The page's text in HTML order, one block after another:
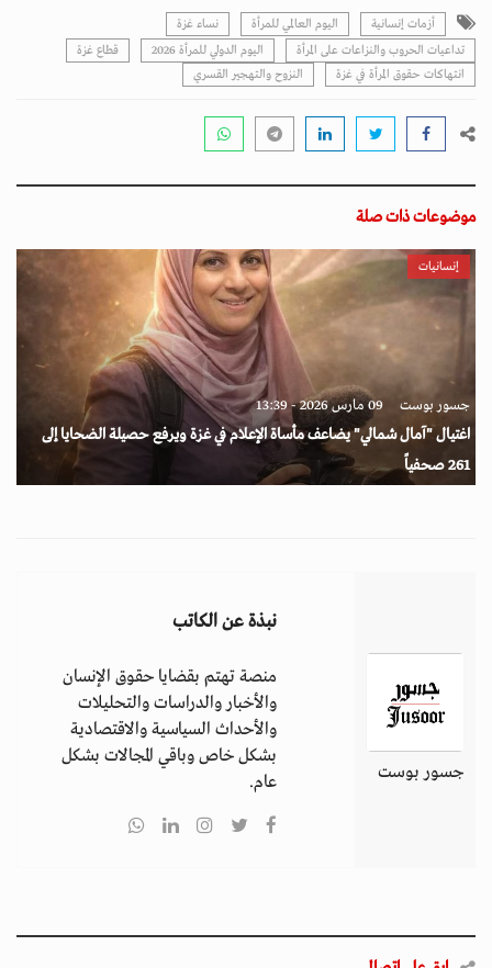
أزمات إنسانية اليوم العالمي للمرأة
نساء غزة
تداعيات الحروب والنزاعات على المرأة
اليوم الدولي للمرأة 2026
قطاع غزة
انتهاكات حقوق المرأة في غزة
النزوح والتهجير القسري
موضوعات ذات صلة
إنسانيات
جسور بوست 09 مارس 2026 - 13:39
اغتيال "آمال شمالي" يضاعف مأساة الإعلام في غزة ويرفع حصيلة الضحايا إلى
261 صحفياً
جسور بوست
نبذة عن الكاتب
منصة تهتم بقضايا حقوق الإنسان
والأخبار والدراسات والتحليلات
والأحداث السياسية والاقتصادية
بشكل خاص وباقي المجالات بشكل
عام.